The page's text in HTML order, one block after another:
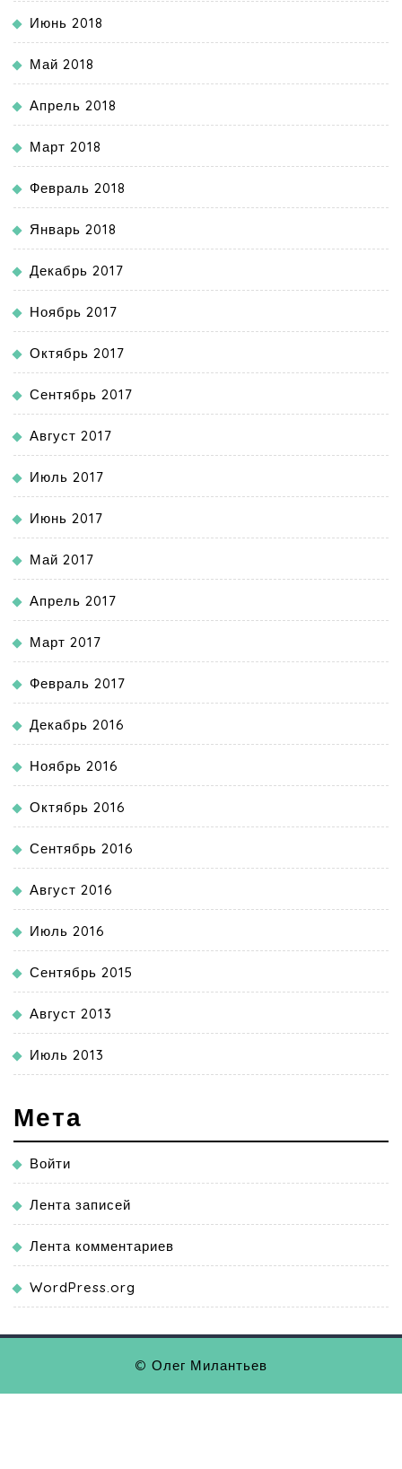
Июнь 2018
Май 2018
Апрель 2018
Март 2018
Февраль 2018
Январь 2018
Декабрь 2017
Ноябрь 2017
Октябрь 2017
Сентябрь 2017
Август 2017
Июль 2017
Июнь 2017
Май 2017
Апрель 2017
Март 2017
Февраль 2017
Декабрь 2016
Ноябрь 2016
Октябрь 2016
Сентябрь 2016
Август 2016
Июль 2016
Сентябрь 2015
Август 2013
Июль 2013
Мета
Войти
Лента записей
Лента комментариев
WordPress.org
© Олег Милантьев